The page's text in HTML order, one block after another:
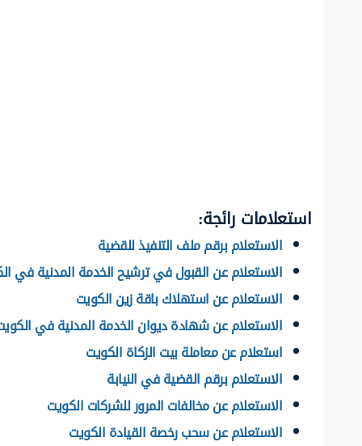
استعلامات رائجة:
الاستعلام برقم ملف التنفيذ للقضية
الاستعلام عن القبول في ترشيح الخدمة المدنية في
الاستعلام عن استهلاك باقة زين الكويت
الاستعلام عن شهادة ديوان الخدمة المدنية في
استعلام عن معاملة بيت الزكاة الكويت
الاستعلام برقم القضية في النيابة
الاستعلام عن مخالفات المرور للشركات الكويت
الاستعلام عن سحب رخصة القيادة الكويت